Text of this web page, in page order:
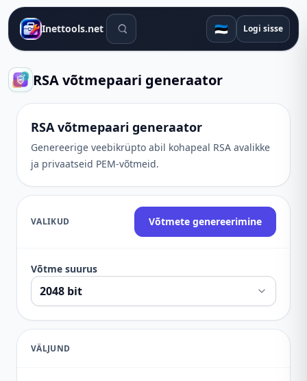
Inettools.net Otsingutööriistad 🇪🇪 Logi sisse
RSA võtmepaari generaator
RSA võtmepaari generaator
Genereerige veebikrüpto abil kohapeal RSA avalikke
ja privaatseid PEM-võtmeid.
VALIKUD Võtmete genereerimine
Võtme suurus
VÄLJUND